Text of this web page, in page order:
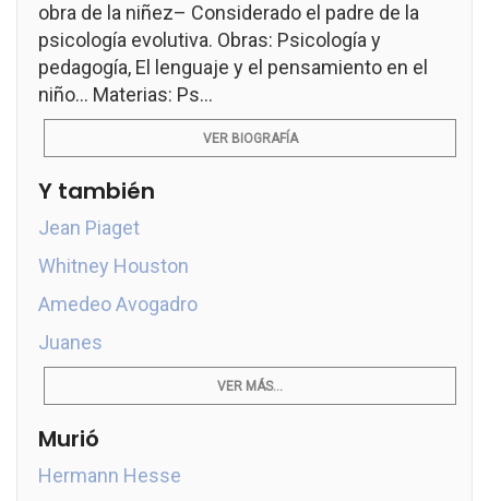
obra de la niñez– Considerado el padre de la
psicología evolutiva. Obras: Psicología y
pedagogía, El lenguaje y el pensamiento en el
niño... Materias: Ps...
VER BIOGRAFÍA
Y también
Jean Piaget
Whitney Houston
Amedeo Avogadro
Juanes
VER MÁS...
Murió
Hermann Hesse